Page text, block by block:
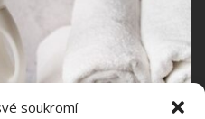
soukromí